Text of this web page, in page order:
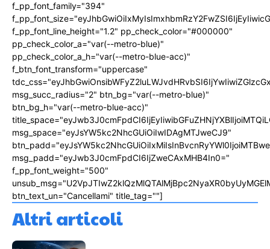
f_pp_font_family="394"
f_pp_font_line_height="1.2" pp_check_color="#000000"
pp_check_color_a="var(--metro-blue)"
pp_check_color_a_h="var(--metro-blue-acc)"
f_btn_font_transform="uppercase"
msg_succ_radius="2" btn_bg="var(--metro-blue)"
btn_bg_h="var(--metro-blue-acc)"
msg_space="eyJsYW5kc2NhcGUiOiIwIDAgMTJweCJ9"
msg_padd="eyJwb3J0cmFpdCI6IjZweCAxMHB4In0="
f_pp_font_weight="500"
btn_text_un="Cancellami" title_tag=""]
Altri articoli